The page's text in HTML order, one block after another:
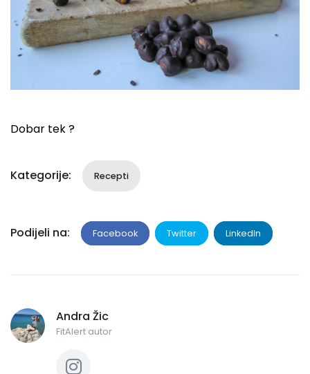
Dobar tek ?​
Kategorije: Recepti
Podijeli na: Facebook Twitter LinkedIn
Andra Žic
FitAlert autor